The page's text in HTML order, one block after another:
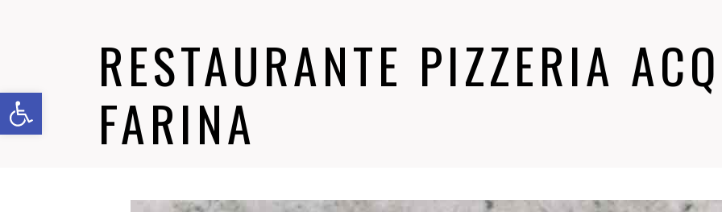
Abrir barra de herramientas
RESTAURANTE PIZZERIA
FARINA